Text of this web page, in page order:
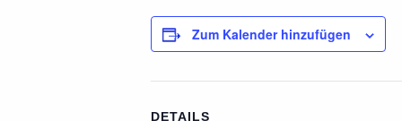
Zum Kalender hinzufügen
DETAILS